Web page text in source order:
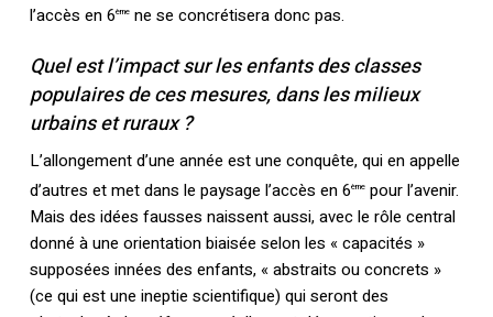
l’accès en 6èmene se concrétisera donc pas.
Quel est l’impact sur les enfants des classes
populaires de ces mesures, dans les milieux
urbains et ruraux ?
L’allongement d’une année est une conquête, qui en appelle
d’autres et met dans le paysage l’accès en 6èmepour l’avenir.
Mais des idées fausses naissent aussi, avec le rôle central
donné à une orientation biaisée selon les « capacités »
supposées innées des enfants, « abstraits ou concrets »
(ce qui est une ineptie scientifique) qui seront des